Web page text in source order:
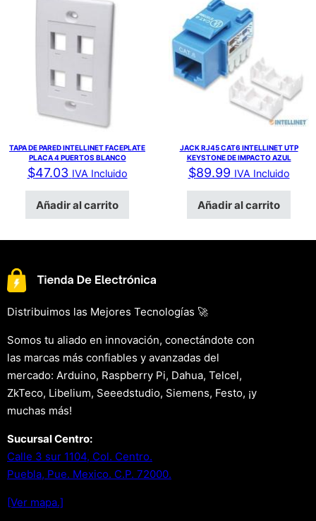
TAPA DE PARED INTELLINET FACEPLATE
PLACA 4 PUERTOS BLANCO
$47.03 IVA Incluido
Añadir al carrito
JACK RJ45 CAT6 INTELLINET UTP
KEYSTONE DE IMPACTO AZUL
$89.99 IVA Incluido
Añadir al carrito
Distribuimos las Mejores Tecnologías 🚀
Somos tu aliado en innovación, conectándote con
las marcas más confiables y avanzadas del
mercado: Arduino, Raspberry Pi, Dahua, Telcel,
ZkTeco, Libelium, Seeedstudio, Siemens, Festo, ¡y
muchas más!
Sucursal Centro:
Calle 3 sur 1104, Col. Centro.
Puebla, Pue. Mexico. C.P. 72000.
[Ver mapa.]